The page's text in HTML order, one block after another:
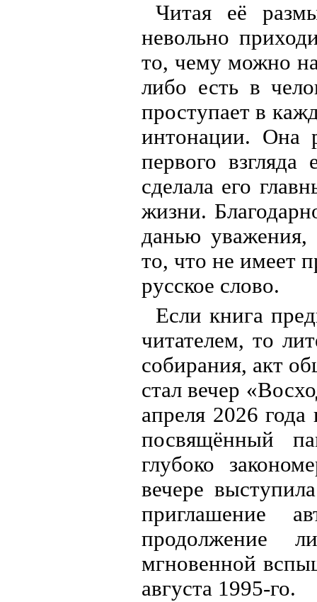
Читая её
невольно
то, чему можно
либо есть в
проступает в
интонации. Она
первого
сделала его
жизни.
данью уважения,
то, что не имеет
русское слово.
Если книга
читателем, то
собирания, акт
стал вечер
апреля 2026
посвящённый
глубоко
вечере
приглашение
продолжение
мгновенной
августа 1995-го.